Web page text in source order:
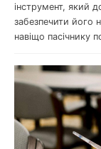
інструмент, який
забезпечити його
навіщо пасічнику